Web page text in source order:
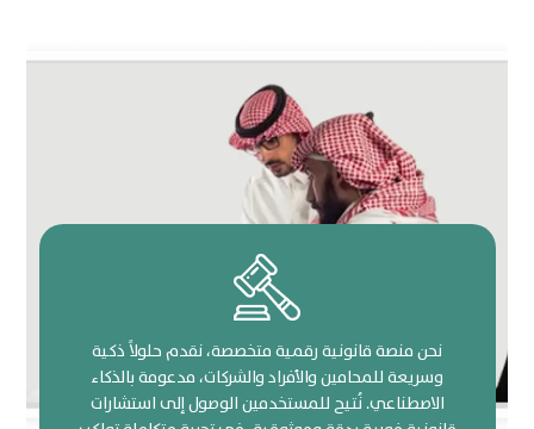
نحن منصة قانونية رقمية متخصصة، نقدم حلولاً ذكية
وسريعة للمحامين والأفراد والشركات، مدعومة بالذكاء
الاصطناعي. نُتيح للمستخدمين الوصول إلى استشارات